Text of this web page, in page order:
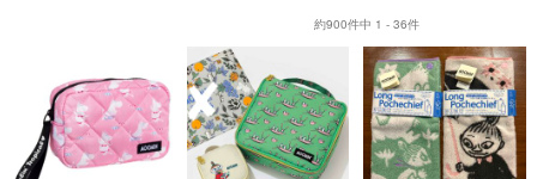
約900件中 1 - 36件